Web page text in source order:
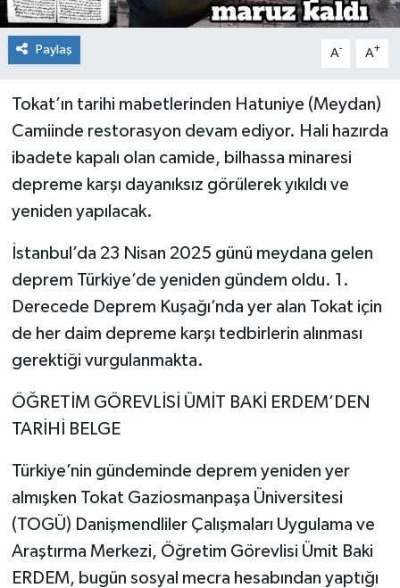
Paylaş A- A+
Tokat’ın tarihi mabetlerinden Hatuniye (Meydan)
Camiinde restorasyon devam ediyor. Hali hazırda
ibadete kapalı olan camide, bilhassa minaresi
depreme karşı dayanıksız görülerek yıkıldı ve
yeniden yapılacak.
İstanbul’da 23 Nisan 2025 günü meydana gelen
deprem Türkiye’de yeniden gündem oldu. 1.
Derecede Deprem Kuşağı’nda yer alan Tokat için
de her daim depreme karşı tedbirlerin alınması
gerektiği vurgulanmakta.
ÖĞRETİM GÖREVLİSİ ÜMİT BAKİ ERDEM’DEN
TARİHİ BELGE
Türkiye’nin gündeminde deprem yeniden yer
almışken Tokat Gaziosmanpaşa Üniversitesi
(TOGÜ) Danişmendliler Çalışmaları Uygulama ve
Araştırma Merkezi, Öğretim Görevlisi Ümit Baki
ERDEM, bugün sosyal mecra hesabından yaptığı
Tokat Haberleri